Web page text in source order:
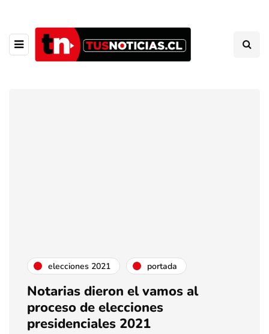
elecciones 2021 portada
Notarias dieron el vamos al
proceso de elecciones
presidenciales 2021